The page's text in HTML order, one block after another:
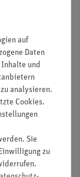
00
Zähler
auf
Daten
und
analysieren.
Cookies.
Sie
zu